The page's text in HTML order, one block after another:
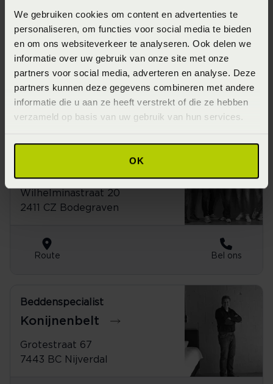
We gebruiken cookies om content en advertenties te
personaliseren, om functies voor social media te bieden
en om ons websiteverkeer te analyseren. Ook delen we
informatie over uw gebruik van onze site met onze
partners voor social media, adverteren en analyse. Deze
partners kunnen deze gegevens combineren met andere
informatie die u aan ze heeft verstrekt of die ze hebben
verzameld op basis van uw gebruik van hun services.
OK
Juul Lommen
Parade 37
5911 CB Venlo
Route Bel ons
Wilhelminastraat 20
2411 CZ Bodegraven
Route Bel ons
Beddenspecialist
Konijnenbelt
Grotestraat 67
7443 BC Nijverdal
0548-612317